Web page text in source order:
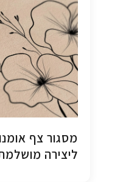
מסגור צף
ליצירה